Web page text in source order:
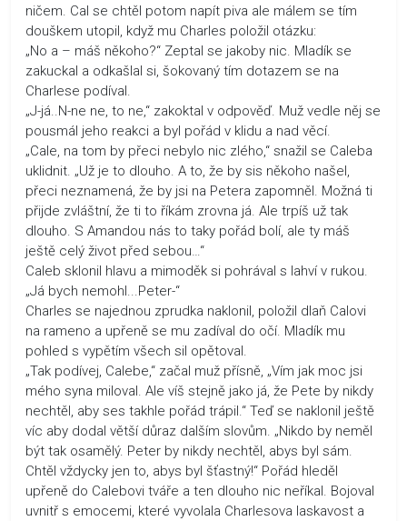
ničem. Cal se chtěl potom napít piva ale málem se tím
douškem utopil, když mu Charles položil otázku:
„No a – máš někoho?“ Zeptal se jakoby nic. Mladík se
zakuckal a odkašlal si, šokovaný tím dotazem se na
Charlese podíval.
„J-já..N-ne ne, to ne,“ zakoktal v odpověď. Muž vedle něj se
pousmál jeho reakci a byl pořád v klidu a nad věcí.
„Cale, na tom by přeci nebylo nic zlého,“ snažil se Caleba
uklidnit. „Už je to dlouho. A to, že by sis někoho našel,
přeci neznamená, že by jsi na Petera zapomněl. Možná ti
přijde zvláštní, že ti to říkám zrovna já. Ale trpíš už tak
dlouho. S Amandou nás to taky pořád bolí, ale ty máš
ještě celý život před sebou…“
Caleb sklonil hlavu a mimoděk si pohrával s lahví v rukou.
„Já bych nemohl...Peter-“
Charles se najednou zprudka naklonil, položil dlaň Calovi
na rameno a upřeně se mu zadíval do očí. Mladík mu
pohled s vypětím všech sil opětoval.
„Tak podívej, Calebe,“ začal muž přísně, „Vím jak moc jsi
mého syna miloval. Ale víš stejně jako já, že Pete by nikdy
nechtěl, aby ses takhle pořád trápil.“ Teď se naklonil ještě
víc aby dodal větší důraz dalším slovům. „Nikdo by neměl
být tak osamělý. Peter by nikdy nechtěl, abys byl sám.
Chtěl vždycky jen to, abys byl šťastný!“ Pořád hleděl
upřeně do Calebovi tváře a ten dlouho nic neříkal. Bojoval
uvnitř s emocemi, které vyvolala Charlesova laskavost a